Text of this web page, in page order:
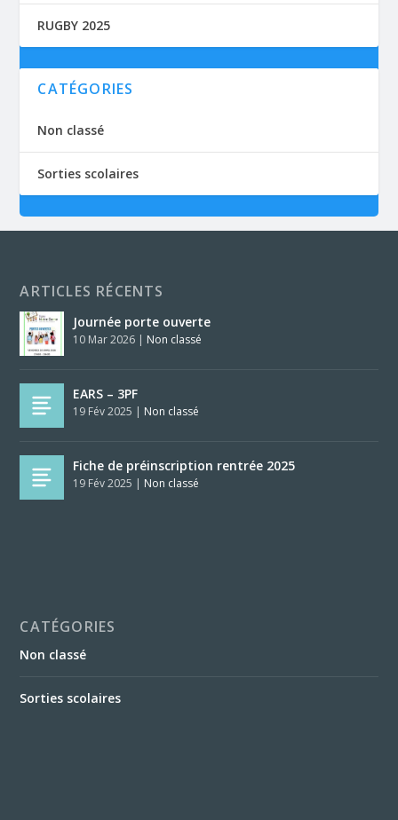
RUGBY 2025
CATÉGORIES
Non classé
Sorties scolaires
ARTICLES RÉCENTS
Journée porte ouverte
10 Mar 2026 | Non classé
EARS – 3PF
19 Fév 2025 | Non classé
Fiche de préinscription rentrée 2025
19 Fév 2025 | Non classé
CATÉGORIES
Non classé
Sorties scolaires